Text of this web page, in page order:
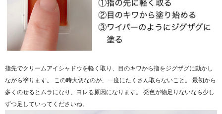
指先でクリームアイシャドウを軽く取り、目のキワから指をジグザグに動かし
ながら塗ります。 この時大切なのが、一度にたくさん取らないこと。 最初から
多くのせるとムラになり、ヨレる原因になります。 発色が物足りないなら少し
ずつ足していってくださいね。